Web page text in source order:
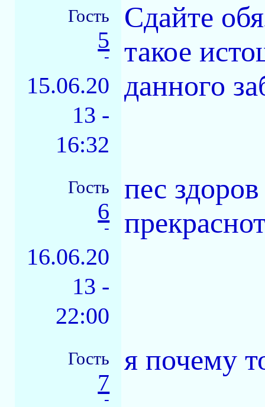
Гость
5
-
15.06.20
13 -
16:32
Сдайте
такое
данного
Гость
6
-
16.06.20
13 -
22:00
пес
Гость
7
-
я почему